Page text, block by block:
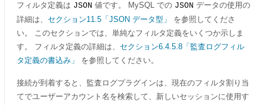
フィルタ定義は JSON 値です。 MySQL での JSON データの使用の
詳細は、 セクション11.5「JSON データ型」
を参照してくださ
い。 このセクションでは、単純なフィルタ定義をいくつか示しま
す。 フィルタ定義の詳細は、 セクション6.4.5.8「監査ログフィル
タ定義の書込み」
を参照してください。
接続が到着すると、監査ログプラグインは、現在のフィルタ割り当
てでユーザーアカウント名を検索して、新しいセッションに使用す